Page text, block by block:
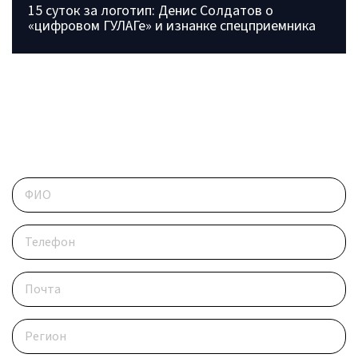
15 суток за логотип: Денис Солдатов о
«цифровом ГУЛАГе» и изнанке спецприемника